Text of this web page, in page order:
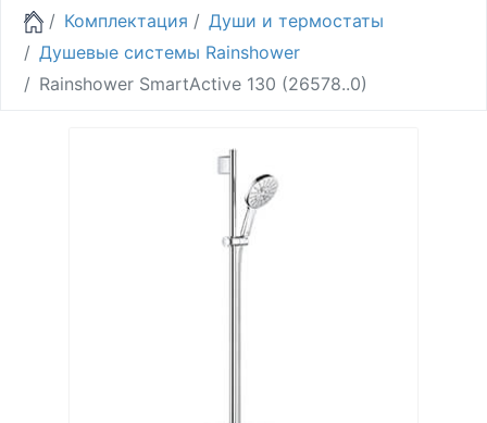
Комплектация
Души и термостаты
Душевые системы Rainshower
Rainshower SmartActive 130 (26578..0)